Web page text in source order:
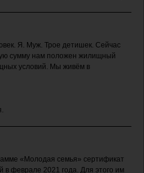
Я. Муж. Трое детишек. Сейчас
сумму нам положен жилищный
условий. Мы живём в
«Молодая семья» сертификат
феврале 2021 года. Для этого им